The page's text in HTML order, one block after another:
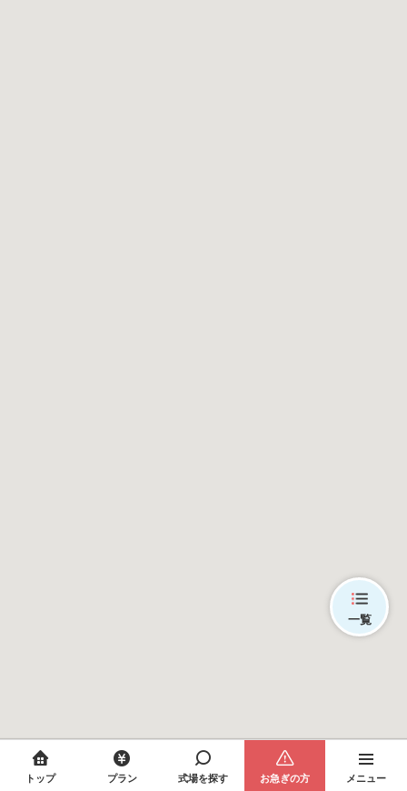
一覧
トップ プラン 式場を探す お急ぎの方 メニュー